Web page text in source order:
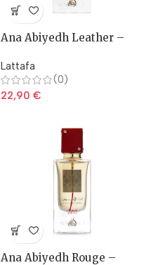
Ana Abiyedh Leather –
Lattafa
(0)
22,90 €
Ana Abiyedh Rouge –